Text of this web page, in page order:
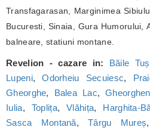
Transfagarasan, Marginimea
Bucuresti, Sinaia, Gura Humorului,
balneare, statiuni montane.
Revelion - cazare in: Băile
Lupeni,Odorheiu Secuiesc,
Gheorghe, Balea Lac,
Iulia, Toplița,Vlăhița, Harghita-
Sasca Montană,Târgu Mureș